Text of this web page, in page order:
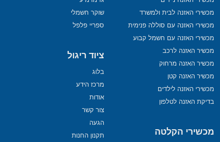
מכשירי האזנה לבית ולמשרד
מכשירי האזנה עם סוללה פנימית
מכשירי האזנה עם חשמל קבוע
מכשיר האזנה לרכב
מכשיר האזנה מרחוק
מכשיר האזנה קטן
מכשירי האזנה לילדים
בדיקת האזנה לטלפון
מכשירי הקלטה
שוקר חשמלי
ספריי פלפל
ציוד ריגול
בלוג
מרכז הידע
אודות
צור קשר
הגעה
תקנון החנות